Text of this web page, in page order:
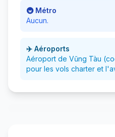
🚇 Métro
Aucun.
✈️ Aéroports
Aéroport de Vũng Tàu
pour les vols charter et